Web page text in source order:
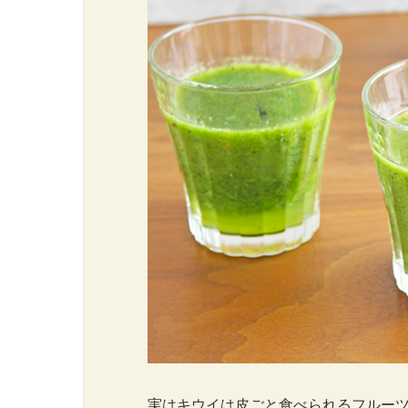
実はキウイは皮ごと食べられるフルー